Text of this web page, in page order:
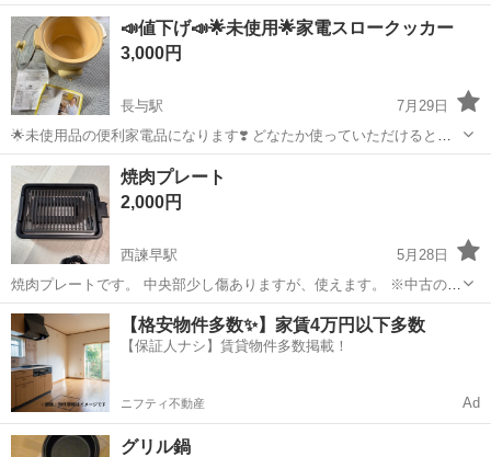
📣値下げ📣🌟未使用🌟家電スロークッカー
3,000円
長与駅
7月29日
🌟未使用品の便利家電品になります❣️ どなたか使っていただけると嬉
しいです😊 ★メーカー★ コイズミ 箱無しのため、値段を下げており
ます。 取扱説明書☆レシピ本は付いております。 🌟直接取りに来て頂
ける方を優先的に対応させ...
長崎 西彼杵郡 長与駅
焼肉プレート
2,000円
西諫早駅
5月28日
焼肉プレートです。 中央部少し傷ありますが、使えます。 ※中古の現
状渡しのため、 取引完了後の不具合などは受け付けませんので ご了承
下さいm(_ _)m
長崎 諫早市 西諫早駅 キッチン家電
【格安物件多数✨】家賃4万円以下多数
【保証人ナシ】賃貸物件多数掲載！
ニフティ不動産 Ad
グリル鍋